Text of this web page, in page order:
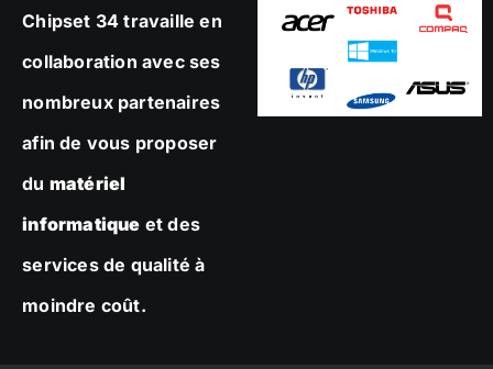
Chipset 34 travaille en
collaboration avec ses
nombreux partenaires
afin de vous proposer
du matériel
informatique et des
services de qualité à
moindre coût.